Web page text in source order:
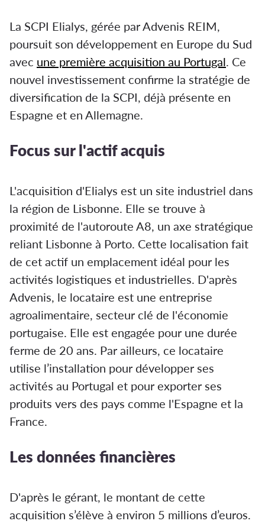
La SCPI Elialys, gérée par Advenis REIM,
poursuit son développement en Europe du Sud
avec une première acquisition au Portugal. Ce
nouvel investissement confirme la stratégie de
diversification de la SCPI, déjà présente en
Espagne et en Allemagne.
Focus sur l'actif acquis
L'acquisition d'Elialys est un site industriel dans
la région de Lisbonne. Elle se trouve à
proximité de l'autoroute A8, un axe stratégique
reliant Lisbonne à Porto. Cette localisation fait
de cet actif un emplacement idéal pour les
activités logistiques et industrielles. D'après
Advenis, le locataire est une entreprise
agroalimentaire, secteur clé de l'économie
portugaise. Elle est engagée pour une durée
ferme de 20 ans. Par ailleurs, ce locataire
utilise l’installation pour développer ses
activités au Portugal et pour exporter ses
produits vers des pays comme l'Espagne et la
France.
Les données financières
D'après le gérant, le montant de cette
acquisition s’élève à environ 5 millions d’euros.